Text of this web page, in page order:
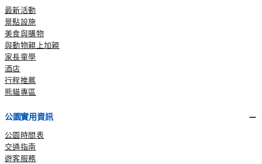
最新活動
景點設施
美食與購物
與動物親上加親
家長童學
酒店
行程推薦
熊貓專區
公園實用資訊
公園時間表
交通指南
遊客服務